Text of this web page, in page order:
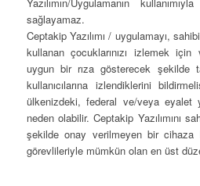
sağlayamaz.
Ceptakip Yazılımı / uygulamayı,
kullanan çocuklarınızı izlemek için
uygun bir rıza gösterecek şekilde
kullanıcılarına izlendiklerini
ülkenizdeki, federal ve/veya eyalet
neden olabilir. Ceptakip Yazılımını
şekilde onay verilmeyen bir cihaza
görevlileriyle mümkün olan en üst